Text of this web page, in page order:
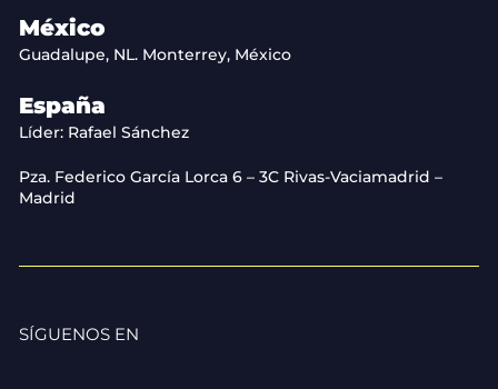
México
Guadalupe, NL. Monterrey, México
España
Líder: Rafael Sánchez
Pza. Federico García Lorca 6 – 3C Rivas-Vaciamadrid –
Madrid
SÍGUENOS EN